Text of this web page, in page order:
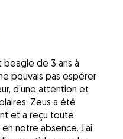
de 3 ans à
pouvais pas espérer
d’une attention et
Zeus a été
et a reçu toute
notre absence. J’ai